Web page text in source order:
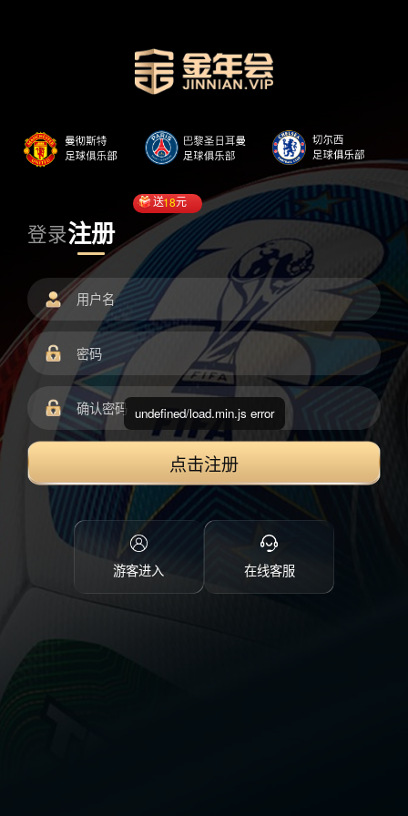
登录注册
送18元
点击注册
游客进入 在线客服
undefined/load.min.js error